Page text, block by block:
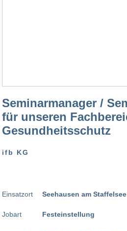
Seminarmanager /
für unseren
Gesundheitsschutz
ifb KG
Einsatzort
Jobart
Seehausen am Staffelsee
Festeinstellung